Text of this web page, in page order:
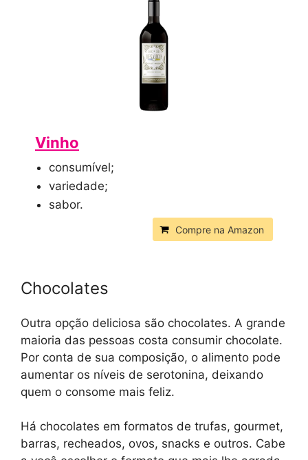
Vinho
consumível;
variedade;
sabor.
Compre na Amazon
Chocolates
Outra opção deliciosa são chocolates. A grande
maioria das pessoas costa consumir chocolate.
Por conta de sua composição, o alimento pode
aumentar os níveis de serotonina, deixando
quem o consome mais feliz.
Há chocolates em formatos de trufas, gourmet,
barras, recheados, ovos, snacks e outros. Cabe